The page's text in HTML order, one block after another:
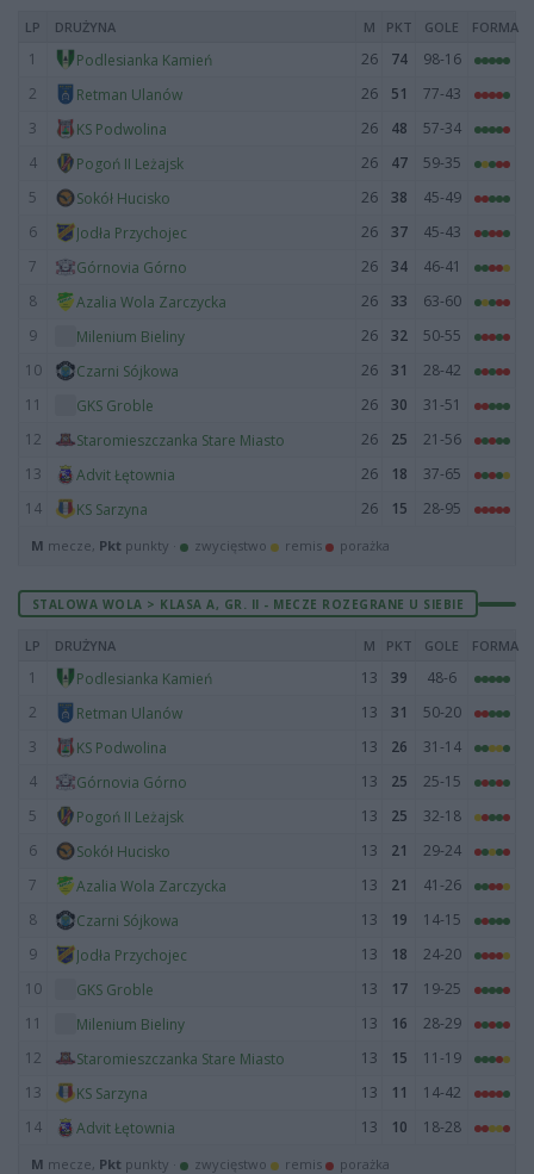
LP DRUŻYNA M PKT GOLE FORMA
1 Podlesianka Kamień 26 74
98-16
2
Retman Ulanów 26 51
77-43
3
KS Podwolina 26 48
57-34
4
Pogoń II Leżajsk 26 47
59-35
5
Sokół Hucisko 26 38
45-49
6
Jodła Przychojec 26 37
45-43
7
Górnovia Górno 26 34
46-41
8
Azalia Wola Zarczycka 26 33
63-60
9
Milenium Bieliny 26 32
50-55
10
Czarni Sójkowa 26 31
28-42
11
GKS Groble 26 30
31-51
12
Staromieszczanka Stare Miasto 26 25
21-56
13
Advit Łętownia 26 18
37-65
14
KS Sarzyna 26 15 28-95
M mecze, Pkt punkty · zwycięstwo remis porażka
STALOWA WOLA > KLASA A, GR. II - MECZE ROZEGRANE U SIEBIE
LP DRUŻYNA M PKT GOLE FORMA
1 Podlesianka Kamień 13 39
48-6
2
Retman Ulanów 13 31
50-20
3
KS Podwolina 13 26
31-14
4
Górnovia Górno 13 25
25-15
5
Pogoń II Leżajsk 13 25
32-18
6
Sokół Hucisko 13 21
29-24
7
Azalia Wola Zarczycka 13 21
41-26
8
Czarni Sójkowa 13 19
14-15
9
Jodła Przychojec 13 18
24-20
10
GKS Groble 13 17
19-25
11
Milenium Bieliny 13 16
28-29
12
Staromieszczanka Stare Miasto 13 15
11-19
13
KS Sarzyna 13 11
14-42
14
Advit Łętownia 13 10 18-28
M mecze, Pkt punkty · zwycięstwo remis porażka